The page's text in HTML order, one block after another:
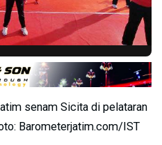
senam Sicita di pelataran
Barometerjatim.com/IST